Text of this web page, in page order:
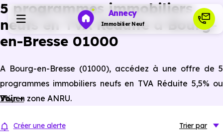
Annecy
Immobilier Neuf
Investir
5 programmes immobiliers
neufs en TVA Réduite à Bourg-
en-Bresse 01000
A Bourg-en-Bresse (01000), accédez à une offre de 5
programmes immobiliers neufs en TVA Réduite 5,5% ou
7%, en zone ANRU.
Voir +
Créer une alerte Trier par